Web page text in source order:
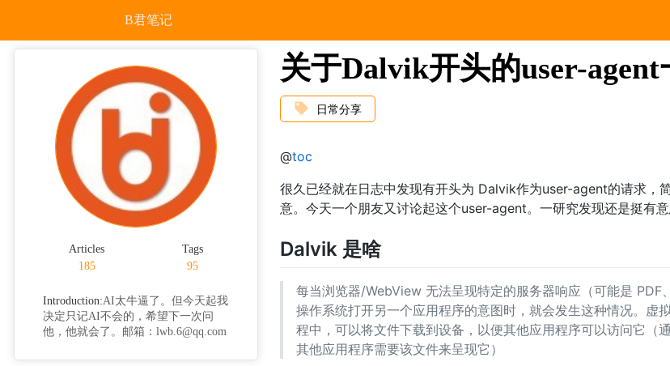
B君笔记
Articles
185
Tags
95
Introduction:AI太牛逼了。但今天起我
决定只记AI不会的，希望下一次问
他，他就会了。邮箱：lwb.6@qq.com
关于Dalvik开头的user-
日常分享
@toc
很久已经就在日志中发现有开头为 Dalvik作为user-agent的请求，
意。今天一个朋友又讨论起这个user-agent。一研究发现还是挺有意
Dalvik 是啥
每当浏览器/WebView 无法呈现特定的服务器响应（可能是 PDF
操作系统打开另一个应用程序的意图时，就会发生这种情况。虚
程中，可以将文件下载到设备，以便其他应用程序可以访问它（
其他应用程序需要该文件来呈现它）